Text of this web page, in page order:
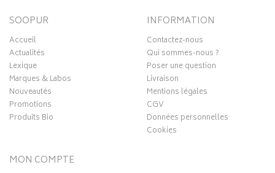
SOOPUR
Accueil
Actualités
Lexique
Marques & Labos
Nouveautés
Promotions
Produits Bio
INFORMATION
Contactez-nous
Qui sommes-nous ?
Poser une question
Livraison
Mentions légales
CGV
Données personnelles
Cookies
MON COMPTE